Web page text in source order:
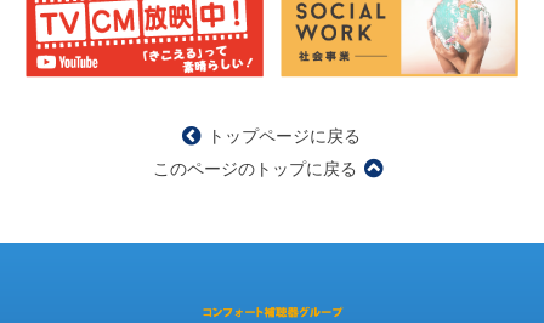
トップページに戻る
このページのトップに戻る